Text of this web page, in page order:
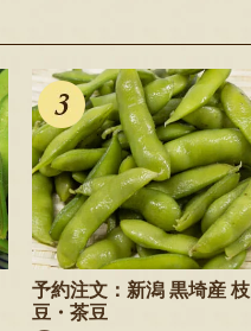
予約注文：新潟 黒埼産 枝
豆・茶豆